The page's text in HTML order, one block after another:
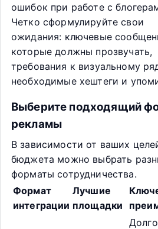
ошибок при работе с
Четко сформулируйте свои
ожидания: ключевые
которые должны прозвучать,
требования к визуальному
необходимые хештеги и
Выберите подходящий
рекламы
В зависимости от ваших
бюджета можно выбрать
форматы сотрудничества.
Формат
интеграции
Лучшие
площадки